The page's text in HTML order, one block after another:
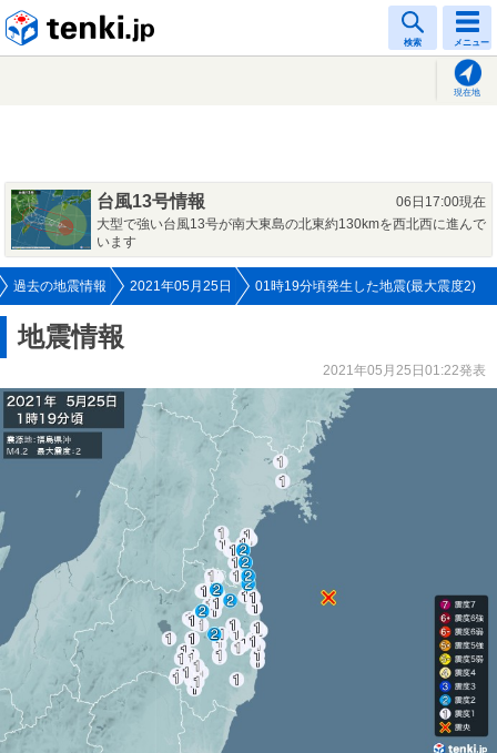
検索 メニュー
現在地
台風13号情報
06日17:00現在
大型で強い台風13号が南大東島の北東約130kmを西北西に進んで
います
過去の地震情報 2021年05月25日 01時19分頃発生した地震(最大震度2)
地震情報
2021年05月25日01:22発表